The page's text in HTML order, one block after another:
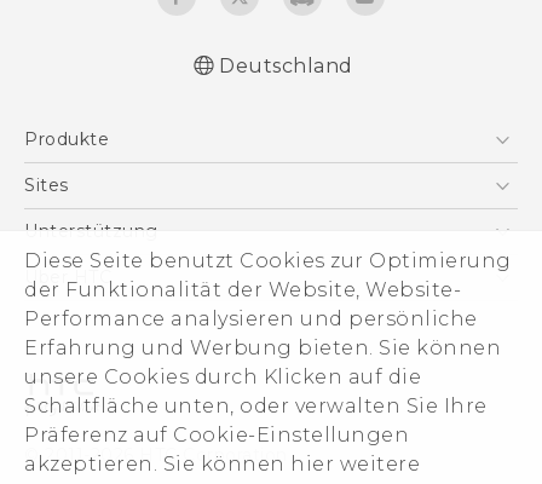
Diese Seite benutzt Cookies zur Optimierung
der Funktionalität der Website, Website-
Performance analysieren und persönliche
Erfahrung und Werbung bieten. Sie können
unsere Cookies durch Klicken auf die
Schaltfläche unten, oder verwalten Sie Ihre
Präferenz auf Cookie-Einstellungen
akzeptieren. Sie können hier weitere
behördliche Bestimmungen
English - Quick start guide
English - User manual
English - Safety and regulatory guide
Deutschland
Produkte
Smartphones
VIVE
Zubehör
Sites
HTC Dev
HTC Vive
Unterstützung
Unterstützung
eCommerce Support
Über HTC
ESG
Impressum
Investor
Cookie Preferences
Offene Stellen
© 2011-2026 HTC Corporation